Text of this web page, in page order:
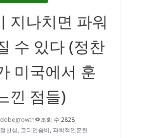
지나치면 파워
수 있다 (정찬
미국에서 훈
낀 점들)
dobegrowth
조회 수 2828
정찬성, 코리안좀비, 과학적인훈련